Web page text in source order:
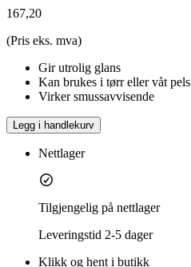
167,20
(Pris eks. mva)
Gir utrolig glans
Kan brukes i tørr eller våt pels
Virker smussavvisende
Legg i handlekurv
Nettlager
Tilgjengelig på nettlager
Leveringstid 2-5 dager
Klikk og hent i butikk